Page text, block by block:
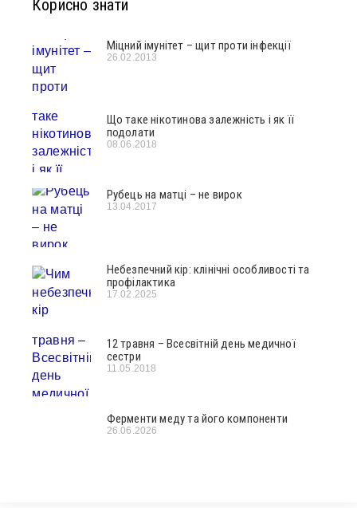
Корисно знати
Міцний імунітет – щит проти інфекції
26.02.2013
Що таке нікотинова залежність і як її
подолати
08.06.2018
Рубець на матці – не вирок
13.04.2017
Небезпечний кір: клінічні особливості та
профілактика
17.02.2025
12 травня – Всесвітній день медичної
сестри
11.05.2018
Ферменти меду та його компоненти
26.06.2026